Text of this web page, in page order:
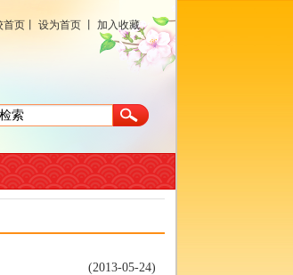
首页 设为首页 加入收藏
(2013-05-24)